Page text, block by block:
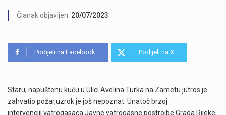
Članak objavljen: 20/07/2023
Podijeli na Facebook Podijeli na X
Staru, napuštenu kuću u Ulici Avelina Turka na Zametu jutros je
zahvatio požar,uzrok je još nepoznat. Unatoč brzoj
intervenciji vatrogasaca Javne vatrogasne postrojbe Grada Rijeke,